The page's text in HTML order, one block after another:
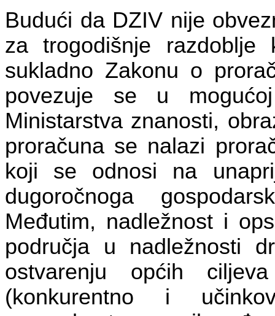
Budući da DZIV nije
za trogodišnje
sukladno Zakonu o
povezuje se u
Ministarstva znanosti,
proračuna se nalazi
koji se odnosi na
dugoročnoga
Međutim, nadležnost i
područja u nadležnosti
ostvarenju općih
(konkurentno i